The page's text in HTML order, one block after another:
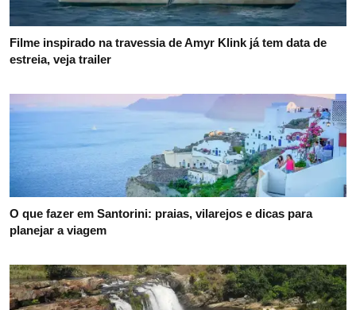
Filme inspirado na travessia de Amyr Klink já tem data de
estreia, veja trailer
O que fazer em Santorini: praias, vilarejos e dicas para
planejar a viagem